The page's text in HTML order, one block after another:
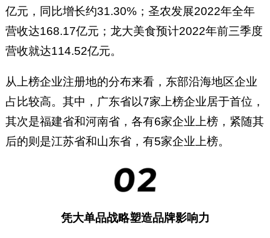
亿元，同比增长约31.30%；圣农发展2022年全年
营收达168.17亿元；龙大美食预计2022年前三季度
营收就达114.52亿元。
从上榜企业注册地的分布来看，东部沿海地区企业
占比较高。其中，广东省以7家上榜企业居于首位，
其次是福建省和河南省，各有6家企业上榜，紧随其
后的则是江苏省和山东省，有5家企业上榜。
凭大单品战略塑造品牌影响力